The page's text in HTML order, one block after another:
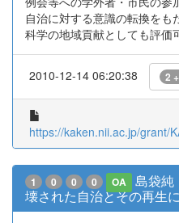
自治に対する意識の転換をも
科学の地域貢献としても評価
2010-12-14 06:20:38 2
https://kaken.nii.ac.jp/grant/
1 0 0 0 OA
島袋純
壊された自治とその再生